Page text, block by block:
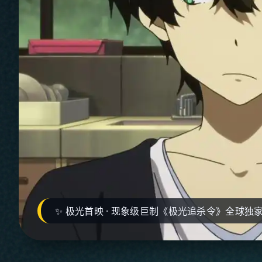
✨ 极光首映 · 现象级巨制《极光追杀令》全球独